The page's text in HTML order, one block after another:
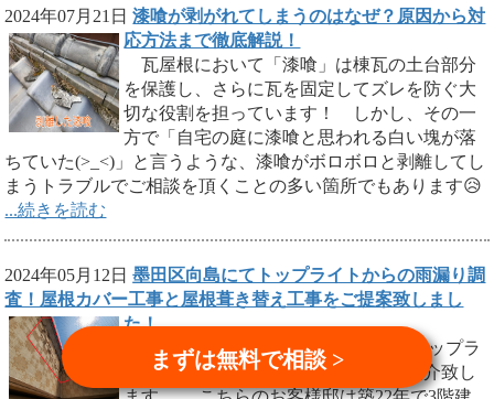
2024年07月21日 漆喰が剥がれてしまうのはなぜ？原因から対
応方法まで徹底解説！
瓦屋根において「漆喰」は棟瓦の土台部分
を保護し、さらに瓦を固定してズレを防ぐ大
切な役割を担っています！ しかし、その一
方で「自宅の庭に漆喰と思われる白い塊が落
ちていた(>_<)」と言うような、漆喰がボロボロと剥離してし
まうトラブルでご相談を頂くことの多い箇所でもあります😥
...続きを読む
2024年05月12日 墨田区向島にてトップライトからの雨漏り調
査！屋根カバー工事と屋根葺き替え工事をご提案致しまし
た！
雨漏り調査の様子 墨田区向島にてトップラ
イトからの雨漏りの調査の様子をご紹介致し
まずは無料で相談 >